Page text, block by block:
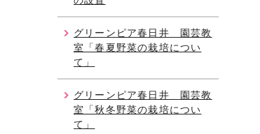
グリーンピア春日井 園芸教
室「春夏野菜の栽培につい
て」
グリーンピア春日井 園芸教
室「秋冬野菜の栽培につい
て」